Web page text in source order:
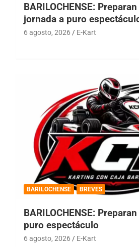
BARILOCHENSE:
jornada a puro
6 agosto, 2026 E-Kart
BARILOCHENSE BREVES
BARILOCHENSE:
puro espectáculo
6 agosto, 2026 E-Kart